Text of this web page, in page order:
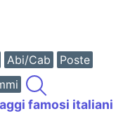
Abi/Cab
Poste
famosi italiani